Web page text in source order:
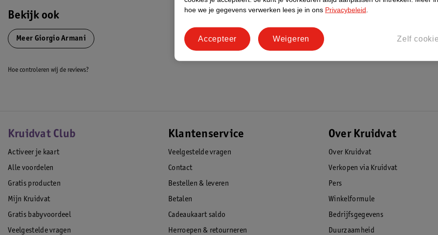
Bekijk ook
Meer Giorgio Armani
Hoe controleren wij de reviews?
Kruidvat Club
Activeer je kaart
Alle voordelen
Gratis producten
Mijn Kruidvat
Gratis babyvoordeel
Veelgestelde vragen
Klantenservice
Veelgestelde vragen
Contact
Bestellen & leveren
Betalen
Cadeaukaart saldo
Herroepen & retourneren
Over Kruidvat
Over Kruidvat
Verkopen via Kruidvat
Pers
Winkelformule
Bedrijfsgegevens
Duurzaamheid
hoe we je gegevens verwerken lees je in ons Privacybeleid
Zelf
Weigeren
Accepteer